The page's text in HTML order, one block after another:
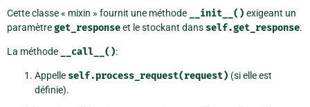
Cette classe « mixin » fournit une méthode __init__() exigeant un
paramètreget_responseet le stockant dans self.get_response.
La méthode __call__():
Appelle self.process_request(request) (si elle est
définie).